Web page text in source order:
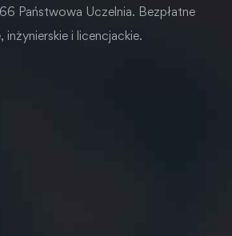
Państwowa Uczelnia. Bezpłatne
inżynierskie i licencjackie.